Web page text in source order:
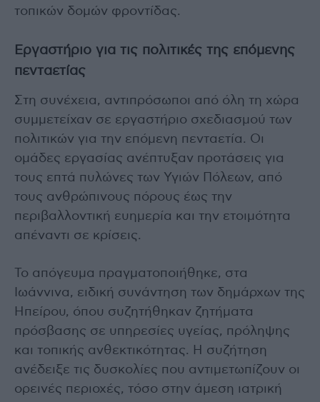
τοπικών δομών φροντίδας.
Εργαστήριο για τις πολιτικές της επόμενης
πενταετίας
Στη συνέχεια, αντιπρόσωποι από όλη τη χώρα
συμμετείχαν σε εργαστήριο σχεδιασμού των
πολιτικών για την επόμενη πενταετία. Οι
ομάδες εργασίας ανέπτυξαν προτάσεις για
τους επτά πυλώνες των Υγιών Πόλεων, από
τους ανθρώπινους πόρους έως την
περιβαλλοντική ευημερία και την ετοιμότητα
απέναντι σε κρίσεις.
Το απόγευμα πραγματοποιήθηκε, στα
Ιωάννινα, ειδική συνάντηση των δημάρχων της
Ηπείρου, όπου συζητήθηκαν ζητήματα
πρόσβασης σε υπηρεσίες υγείας, πρόληψης
και τοπικής ανθεκτικότητας. Η συζήτηση
ανέδειξε τις δυσκολίες που αντιμετωπίζουν οι
ορεινές περιοχές, τόσο στην άμεση ιατρική